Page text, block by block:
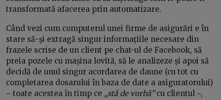
transformată afacerea prin automatizare.
Când vezi cum computerul unei firme de asigurări e în
stare să-și extragă singur informațiile necesare din
frazele scrise de un client pe chat-ul de Facebook, să
preia pozele cu mașina lovită, să le analizeze și apoi să
decidă de unul singur acordarea de daune (cu tot cu
completarea dosarului în baza de date a asiguratorului)
− toate acestea în timp ce „stă de vorbă”cu clientul −,